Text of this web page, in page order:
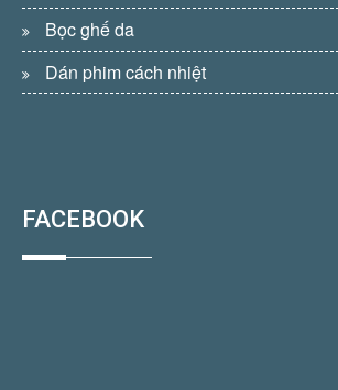
Bọc ghế da
Dán phim cách nhiệt
FACEBOOK